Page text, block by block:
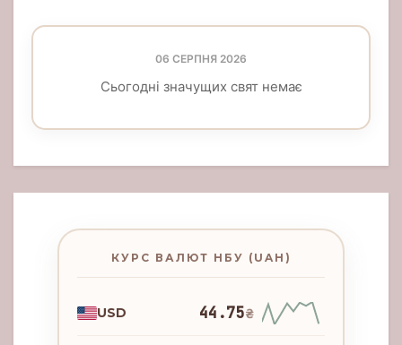
06 СЕРПНЯ 2026
Сьогодні значущих свят немає
КУРС ВАЛЮТ НБУ (UAH)
USD 44.75₴